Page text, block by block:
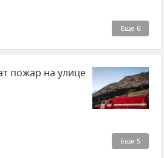
Еще 6
и Севастополе
Здоровье Крым
пожар на улице
Еще 5